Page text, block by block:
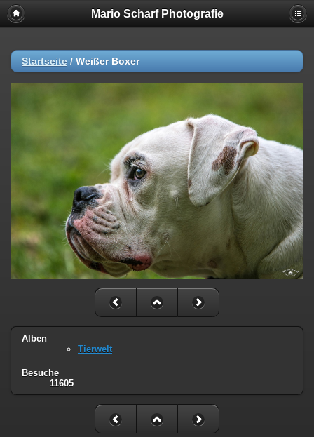
Mario Scharf Photografie
Startseite / Weißer Boxer
Alben
Tierwelt
Besuche
11605